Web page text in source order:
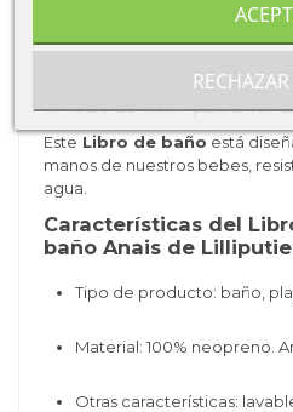
de la
animales de la geranja que
anillod e dentición para alivar
Este Libro de baño está
manos de nuestros bebes,
agua.
Características del
baño Anais de
Tipo de producto: baño,
Material: 100% neopreno.
Otras características: